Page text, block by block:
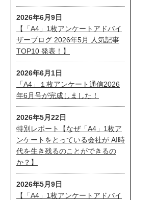
2026年6月9日
【「A4」1枚アンケートアドバイ
ザーブログ 2026年5月 人気記事
TOP10 発表！】
2026年6月1日
「A4」１枚アンケート通信2026
年6月号が完成しました！
2026年5月22日
特別レポート【なぜ「A4」1枚ア
ンケートをとっている会社が AI時
代を生き残るのことができるの
か？】
2026年5月9日
【「A4」1枚アンケートアドバイ